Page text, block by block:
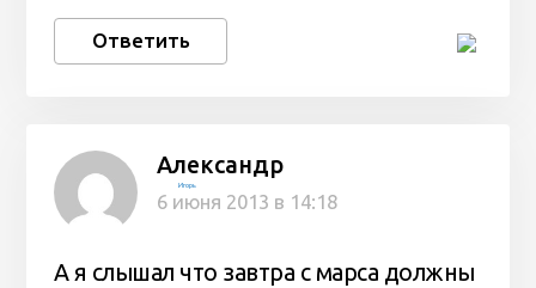
Ответить
Александр
Игорь
6 июня 2013 в 14:18
А я слышал что завтра с марса должны